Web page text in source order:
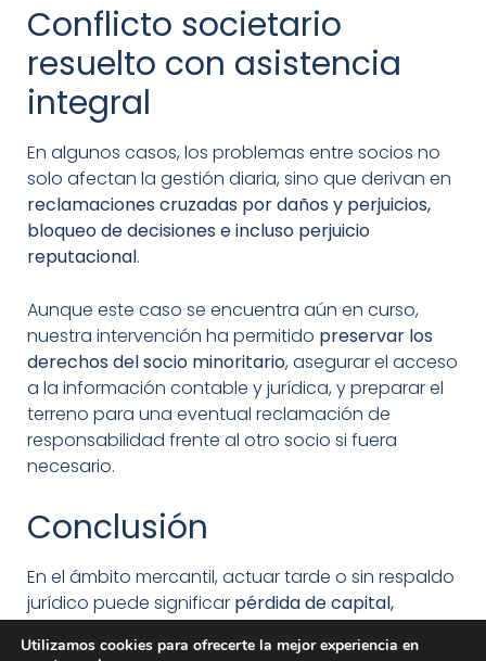
Conflicto societario
resuelto con asistencia
integral
En algunos casos, los problemas entre socios no
solo afectan la gestión diaria, sino que derivan en
reclamaciones cruzadas por daños y perjuicios,
bloqueo de decisiones e incluso perjuicio
reputacional.
Aunque este caso se encuentra aún en curso,
nuestra intervención ha permitido preservar los
derechos del socio minoritario, asegurar el acceso
a la información contable y jurídica, y preparar el
terreno para una eventual reclamación de
responsabilidad frente al otro socio si fuera
necesario.
Conclusión
En el ámbito mercantil, actuar tarde o sin respaldo
jurídico puede significar pérdida de capital,
recuperar lo que te corresponde.EnAmpuero
Utilizamos cookies para ofrecerte la mejor experiencia en